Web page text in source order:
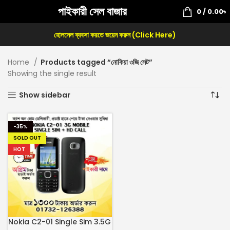
পাইকারী সেল বাজার 0/ 0.00৳
হোলসেল ব্যবসা করতে জয়েন করুন (Click Here)
Home
Products tagged “নোকিয়া ৩জি সেট”
Showing the single result
Show sidebar
-35%
SOLD OUT
HOT
Nokia C2-01 Single Sim 3.5G